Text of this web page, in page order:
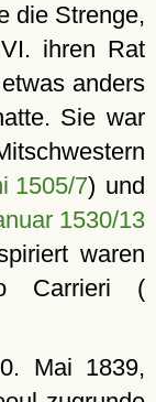
die Strenge,
ihren Rat
anders
Sie war
1505/7) und
1530/13
waren
Carrieri (
Mai 1839,